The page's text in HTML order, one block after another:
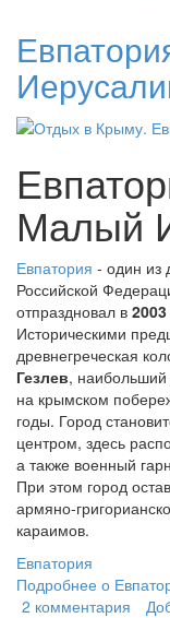
Малый
Евпатория - один из
Российской
отпраздновал в 2003
Историческими
древнегреческая
Гезлев, наибольший
на крымском
годы. Город
центром, здесь
а также военный
При этом город
армяно-
караимов.
Евпатория
Подробнее о
2 комментария